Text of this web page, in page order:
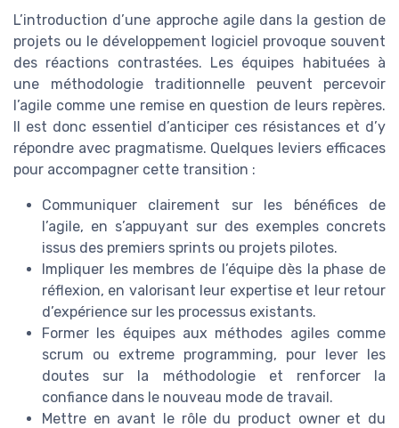
L’introduction d’une approche agile dans la gestion de
projets ou le développement logiciel provoque souvent
des réactions contrastées. Les équipes habituées à
une méthodologie traditionnelle peuvent percevoir
l’agile comme une remise en question de leurs repères.
Il est donc essentiel d’anticiper ces résistances et d’y
répondre avec pragmatisme. Quelques leviers efficaces
pour accompagner cette transition :
Communiquer clairement sur les bénéfices de
l’agile, en s’appuyant sur des exemples concrets
issus des premiers sprints ou projets pilotes.
Impliquer les membres de l’équipe dès la phase de
réflexion, en valorisant leur expertise et leur retour
d’expérience sur les processus existants.
Former les équipes aux méthodes agiles comme
scrum ou extreme programming, pour lever les
doutes sur la méthodologie et renforcer la
confiance dans le nouveau mode de travail.
Mettre en avant le rôle du product owner et du